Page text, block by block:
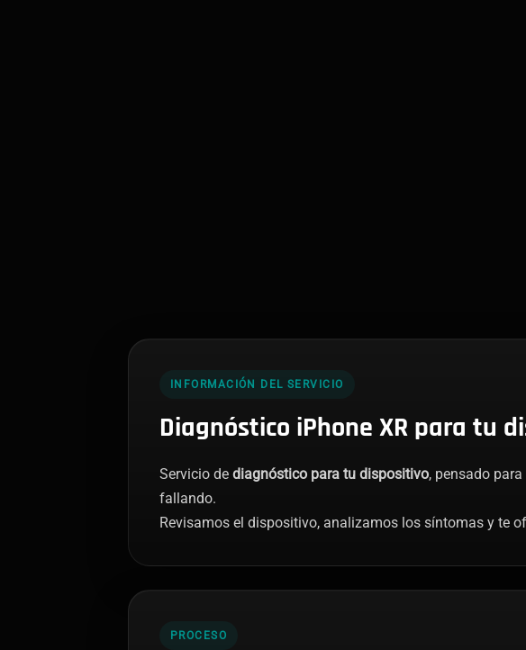
INFORMACIÓN DEL SERVICIO
Diagnóstico iPhone XR para tu
Servicio de diagnóstico para tu dispositivo, pensado
fallando.
Revisamos el dispositivo, analizamos los síntomas y te
PROCESO